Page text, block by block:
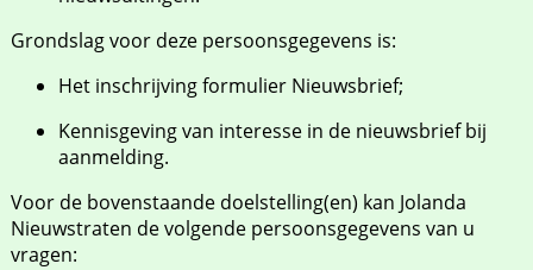
Grondslag voor deze persoonsgegevens is:
Het inschrijving formulier Nieuwsbrief;
Kennisgeving van interesse in de nieuwsbrief bij
aanmelding.
Voor de bovenstaande doelstelling(en) kan Jolanda
Nieuwstraten de volgende persoonsgegevens van u
vragen: